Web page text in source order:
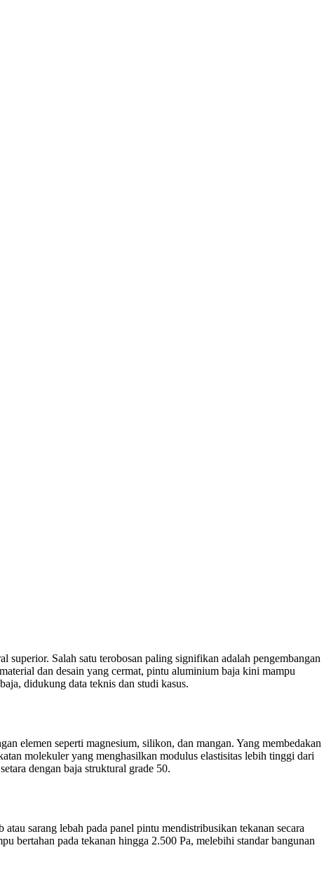
Salah satu terobosan paling signifikan adalah pengembangan
dan desain yang cermat, pintu aluminium baja kini mampu
didukung data teknis dan studi kasus.
elemen seperti magnesium, silikon, dan mangan. Yang membedakan
molekuler yang menghasilkan modulus elastisitas lebih tinggi dari
dengan baja struktural grade 50.
sarang lebah pada panel pintu mendistribusikan tekanan secara
bertahan pada tekanan hingga 2.500 Pa, melebihi standar bangunan